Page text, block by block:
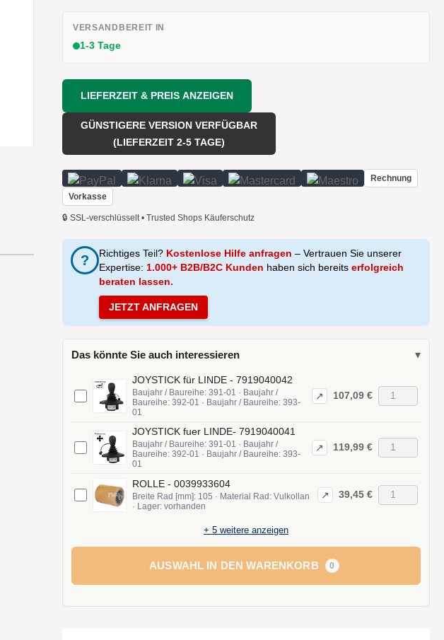
VERSANDBEREIT IN
1-3 Tage
LIEFERZEIT & PREIS ANZEIGEN
GÜNSTIGERE VERSION VERFÜGBAR
(LIEFERZEIT 2-5 TAGE)
Rechnung
Vorkasse
🔒 SSL-verschlüsselt • Trusted Shops Käuferschutz
? Richtiges Teil? Kostenlose Hilfe anfragen – Vertrauen Sie unserer
Expertise: 1.000+ B2B/B2C Kunden haben sich bereits erfolgreich
beraten lassen.
JETZT ANFRAGEN
Das könnte Sie auch interessieren ▾
JOYSTICK für LINDE - 7919040042
Baujahr / Baureihe: 391-01 · Baujahr /
Baureihe: 392-01 · Baujahr / Baureihe: 393-
01
↗ 107,09 €
JOYSTICK fuer LINDE- 7919040041
Baujahr / Baureihe: 391-01 · Baujahr /
Baureihe: 392-01 · Baujahr / Baureihe: 393-
01
↗ 119,99 €
ROLLE - 0039933604
Breite Rad [mm]: 105 · Material Rad: Vulkollan
· Lager: vorhanden
↗ 39,45 €
+ 5 weitere anzeigen
AUSWAHL IN DEN WARENKORB 0